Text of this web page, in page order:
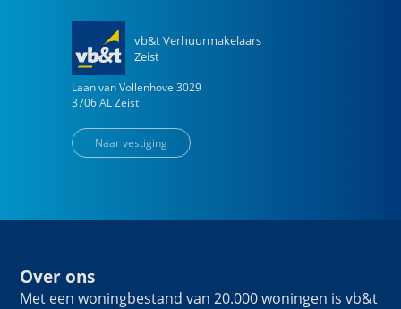
vb&t Verhuurmakelaars
Zeist
Laan van Vollenhove 3029
3706 AL Zeist
Naar vestiging
Over ons
Met een woningbestand van 20.000 woningen is vb&t